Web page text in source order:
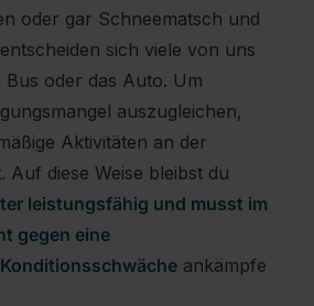
oder gar Schneematsch und
sich viele von uns
oder das Auto. Um
auszugleichen,
Aktivitäten an der
Auf diese Weise bleibst du
leistungsfähig und musst im
gegen eine
ankämpfe